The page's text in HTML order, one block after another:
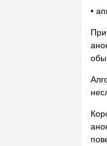
•
При